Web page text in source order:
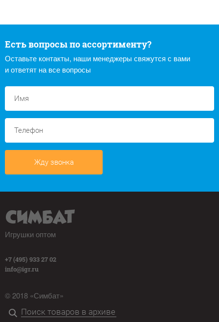
Есть вопросы по ассортименту?
Оставьте контакты, наши менеджеры свяжутся с вами
и ответят на все вопросы
Жду звонка
Игрушки оптом
+7 (495) 933 27 02
info@igr.ru
© 2018 «Симбат»